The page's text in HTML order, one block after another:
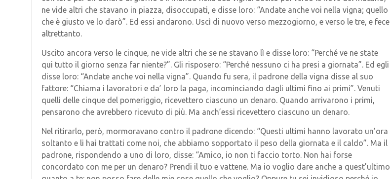
ne vide altri che stavano in piazza, disoccupati, e disse loro: “Andate anche voi nella vigna; quello
che è giusto ve lo darò”. Ed essi andarono. Uscì di nuovo verso mezzogiorno, e verso le tre, e fece
altrettanto.
Uscito ancora verso le cinque, ne vide altri che se ne stavano lì e disse loro: “Perché ve ne state
qui tutto il giorno senza far niente?”. Gli risposero: “Perché nessuno ci ha presi a giornata”. Ed egli
disse loro: “Andate anche voi nella vigna”. Quando fu sera, il padrone della vigna disse al suo
fattore: “Chiama i lavoratori e da’ loro la paga, incominciando dagli ultimi fino ai primi”. Venuti
quelli delle cinque del pomeriggio, ricevettero ciascuno un denaro. Quando arrivarono i primi,
pensarono che avrebbero ricevuto di più. Ma anch’essi ricevettero ciascuno un denaro.
Nel ritirarlo, però, mormoravano contro il padrone dicendo: “Questi ultimi hanno lavorato un’ora
soltanto e li hai trattati come noi, che abbiamo sopportato il peso della giornata e il caldo”. Ma il
padrone, rispondendo a uno di loro, disse: “Amico, io non ti faccio torto. Non hai forse
concordato con me per un denaro? Prendi il tuo e vattene. Ma io voglio dare anche a quest’ultimo